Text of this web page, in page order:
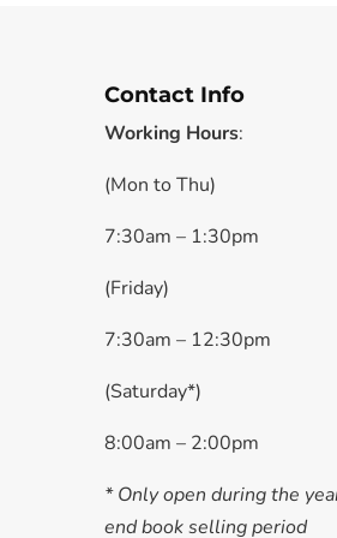
Contact Info
Working Hours:
(Mon to Thu)
7:30am – 1:30pm
(Friday)
7:30am – 12:30pm
(Saturday*)
8:00am – 2:00pm
* Only open during the
end book selling period